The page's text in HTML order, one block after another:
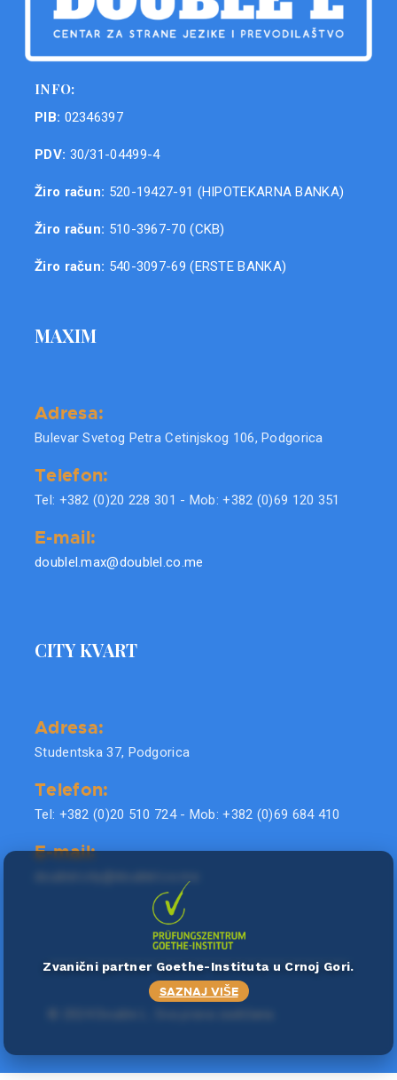
INFO:
PIB: 02346397
PDV: 30/31-04499-4
Žiro račun: 520-19427-91 (HIPOTEKARNA BANKA)
Žiro račun: 510-3967-70 (CKB)
Žiro račun: 540-3097-69 (ERSTE BANKA)
MAXIM
Adresa:
Bulevar Svetog Petra Cetinjskog 106, Podgorica
Telefon:
Tel: +382 (0)20 228 301 - Mob: +382 (0)69 120 351
E-mail:
doublel.max@doublel.co.me
CITY KVART
Adresa:
Studentska 37, Podgorica
Telefon:
Tel: +382 (0)20 510 724 - Mob: +382 (0)69 684 410
E-mail:
Zvanični partner Goethe-Instituta u Crnoj Gori.
SAZNAJ VIŠE